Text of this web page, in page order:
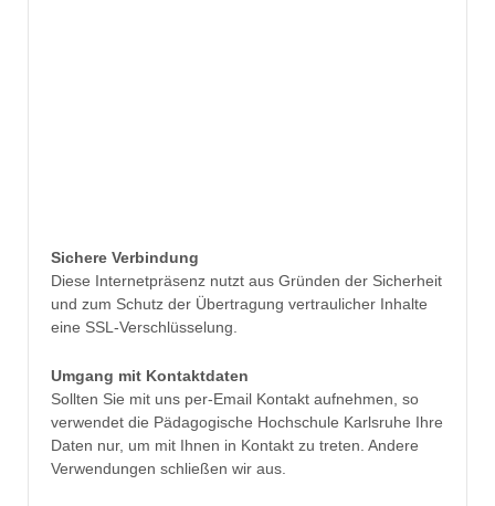
Sichere Verbindung
Diese Internetpräsenz nutzt aus Gründen der Sicherheit
und zum Schutz der Übertragung vertraulicher Inhalte
eine SSL-Verschlüsselung.
Umgang mit Kontaktdaten
Sollten Sie mit uns per-Email Kontakt aufnehmen, so
verwendet die Pädagogische Hochschule Karlsruhe Ihre
Daten nur, um mit Ihnen in Kontakt zu treten. Andere
Verwendungen schließen wir aus.